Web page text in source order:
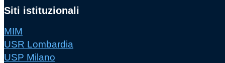
Siti istituzionali
MIM
USR Lombardia
USP Milano